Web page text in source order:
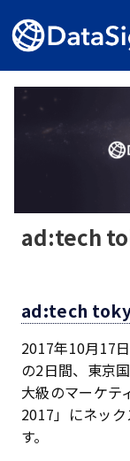
ad:tech
ad:tech
2017年10月17
の2日間、東京
大級のマーケ
2017」にネッ
す。